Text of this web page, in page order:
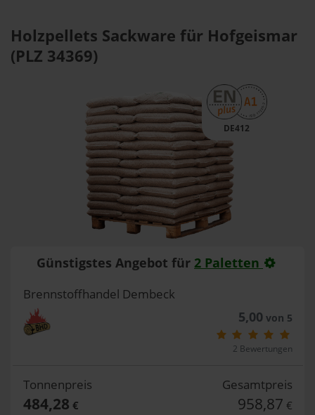
Holzpellets Sackware für Hofgeismar
(PLZ 34369)
DE412
Günstigstes Angebot für 2 Paletten
Brennstoffhandel Dembeck
5,00 von 5
2 Bewertungen
Tonnenpreis
484,28 €
Gesamtpreis
958,87 €